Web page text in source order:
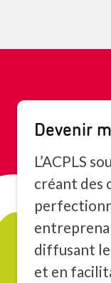
Devenir
L’ACPLS
créant des
diffusant
et en